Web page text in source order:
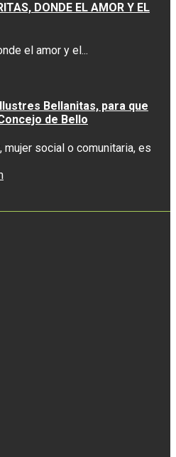
DONDE EL AMOR Y EL
el amor y el...
Bellanitas, para que
de Bello
mujer social o comunitaria, es